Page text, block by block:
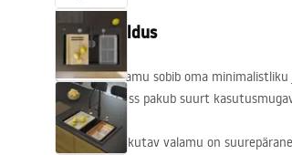
Tootekirjeldus
Graniidist valamu sobib oma minimalistliku
mahukas kauss pakub suurt
Meie poolt pakutav valamu on